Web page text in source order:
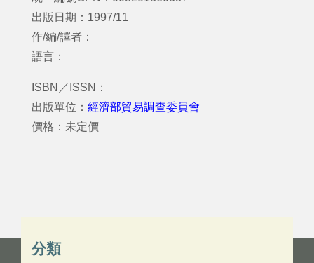
出版日期：1997/11
作/編/譯者：
語言：
ISBN／ISSN：
出版單位： 經濟部貿易調查委員會
價格：未定價
分類